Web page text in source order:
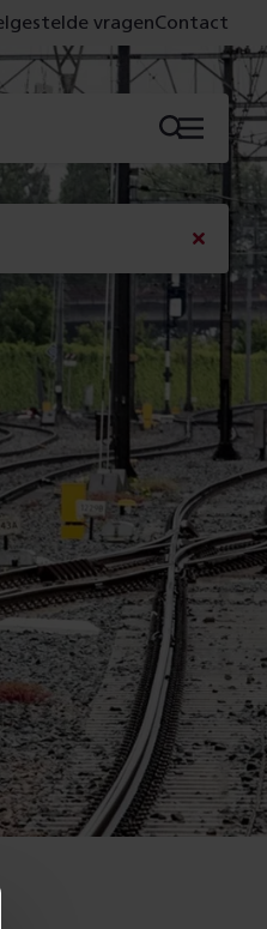
naar morgen' laten
en wat dat -
sluiten
vragenContact
Menu